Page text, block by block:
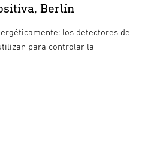
Berlín
los detectores de
para controlar la